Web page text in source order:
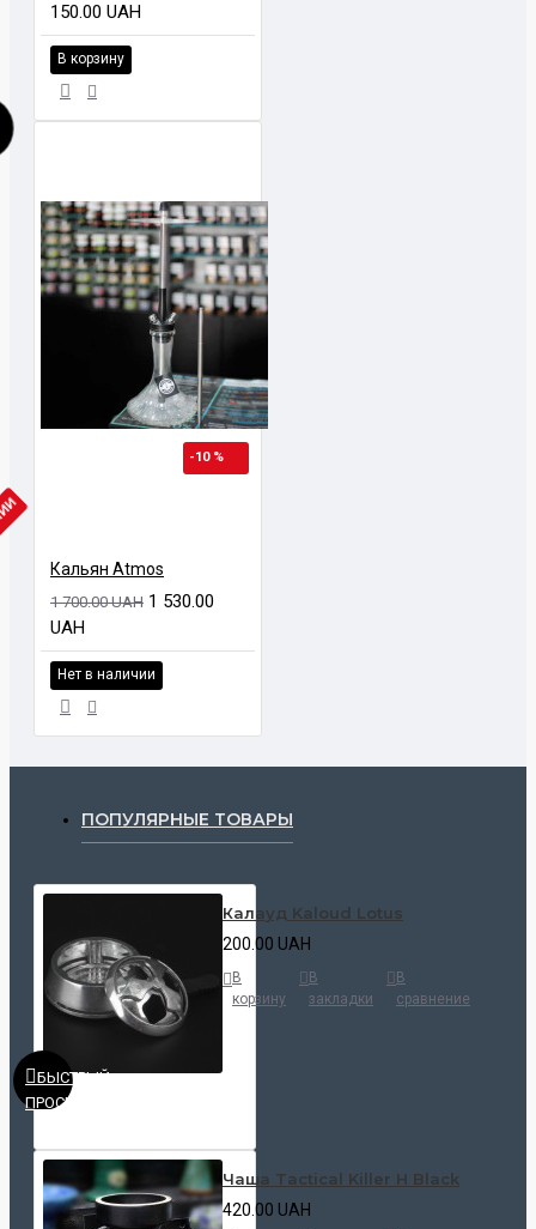
150.00 UAH
В корзину
-10 %
Кальян Atmos
1 700.00 UAH 1 530.00
UAH
Нет в наличии
ПОПУЛЯРНЫЕ ТОВАРЫ
БЫСТРЫЙ
ПРОСМОТР
Калауд Kaloud Lotus
200.00 UAH
В
корзину
В
закладки
В
сравнение
Чаша Tactical Killer H Black
420.00 UAH